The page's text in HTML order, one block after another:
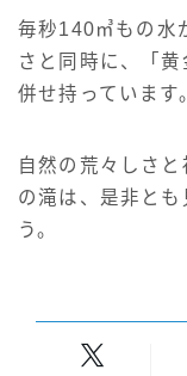
毎秒140㎥もの水
さと同時に、「
併せ持っています
自然の荒々しさ
の滝は、是非と
う。